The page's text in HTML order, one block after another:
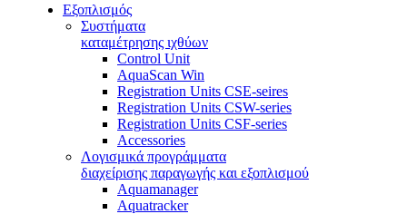
Εξοπλισμός
Συστήματα
καταμέτρησης ιχθύων
Control Unit
AquaScan Win
Registration Units CSE-seires
Registration Units CSW-series
Registration Units CSF-series
Accessories
Λογισμικά προγράμματα
διαχείρισης παραγωγής και εξοπλισμού
Aquamanager
Aquatracker